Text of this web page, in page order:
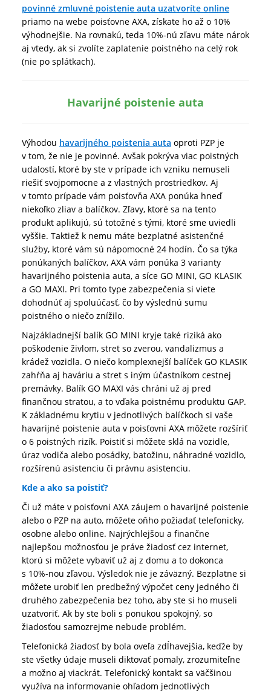
povinné zmluvné poistenie auta uzatvoríte online
priamo na webe poisťovne AXA, získate ho až o 10%
výhodnejšie. Na rovnakú, teda 10%-nú zľavu máte nárok
aj vtedy, ak si zvolíte zaplatenie poistného na celý rok
(nie po splátkach).
Havarijné poistenie auta
Výhodou havarijného poistenia auta oproti PZP je
v tom, že nie je povinné. Avšak pokrýva viac poistných
udalostí, ktoré by ste v prípade ich vzniku nemuseli
riešiť svojpomocne a z vlastných prostriedkov. Aj
v tomto prípade vám poisťovňa AXA ponúka hneď
niekoľko zliav a balíčkov. Zľavy, ktoré sa na tento
produkt aplikujú, sú totožné s tými, ktoré sme uviedli
vyššie. Taktiež k nemu máte bezplatné asistenčné
služby, ktoré vám sú nápomocné 24 hodín. Čo sa týka
ponúkaných balíčkov, AXA vám ponúka 3 varianty
havarijného poistenia auta, a síce GO MINI, GO KLASIK
a GO MAXI. Pri tomto type zabezpečenia si viete
dohodnúť aj spoluúčasť, čo by výslednú sumu
poistného o niečo znížilo.
Najzákladnejší balík GO MINI kryje také riziká ako
poškodenie živlom, stret so zverou, vandalizmus a
krádež vozidla. O niečo komplexnejší balíček GO KLASIK
zahŕňa aj haváriu a stret s iným účastníkom cestnej
premávky. Balík GO MAXI vás chráni už aj pred
finančnou stratou, a to vďaka poistnému produktu GAP.
K základnému krytiu v jednotlivých balíčkoch si vaše
havarijné poistenie auta v poisťovni AXA môžete rozšíriť
o 6 poistných rizík. Poistiť si môžete sklá na vozidle,
úraz vodiča alebo posádky, batožinu, náhradné vozidlo,
rozšírenú asistenciu či právnu asistenciu.
Kde a ako sa poistiť?
Či už máte v poisťovni AXA záujem o havarijné poistenie
alebo o PZP na auto, môžete oňho požiadať telefonicky,
osobne alebo online. Najrýchlejšou a finančne
najlepšou možnosťou je práve žiadosť cez internet,
ktorú si môžete vybaviť už aj z domu a to dokonca
s 10%-nou zľavou. Výsledok nie je záväzný. Bezplatne si
môžete urobiť len predbežný výpočet ceny jedného či
druhého zabezpečenia bez toho, aby ste si ho museli
uzatvoriť. Ak by ste boli s ponukou spokojný, so
žiadosťou samozrejme nebude problém.
Telefonická žiadosť by bola oveľa zdĺhavejšia, keďže by
ste všetky údaje museli diktovať pomaly, zrozumiteľne
a možno aj viackrát. Telefonický kontakt sa väčšinou
využíva na informovanie ohľadom jednotlivých